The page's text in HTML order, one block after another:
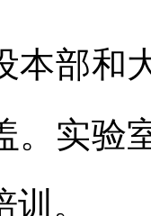
本部和
。实验
。